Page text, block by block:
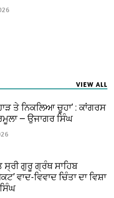
VIEW ALL
ਤੇ ਨਿਕਲਿਆ ਚੂਹਾ’ : ਕਾਂਗਰਸ
— ਉਜਾਗਰ ਸਿੰਘ
ਸ੍ਰੀ ਗੁਰੂ ਗ੍ਰੰਥ ਸਾਹਿਬ
ਵਾਦ-ਵਿਵਾਦ ਚਿੰਤਾ ਦਾ ਵਿਸ਼ਾ